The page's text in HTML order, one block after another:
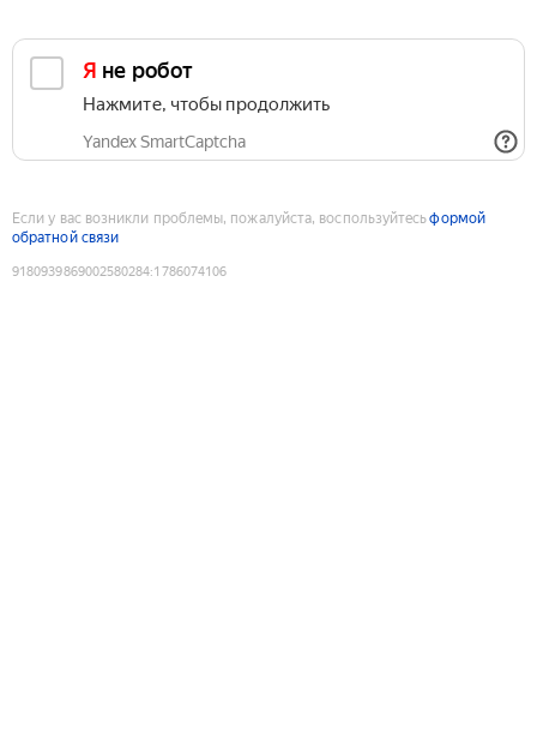
Я не робот
Нажмите, чтобы продолжить
Yandex SmartCaptcha
Если у вас возникли проблемы, пожалуйста, воспользуйтесьформой
обратной связи
9180939869002580284:1786074106